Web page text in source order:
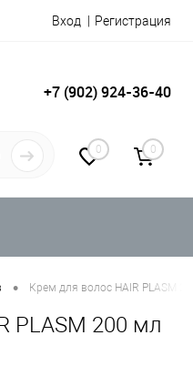
Вход Регистрация
+7 (902) 924-36-40
0 0
• Крем для волос HAIR PLASM
PLASM 200 мл